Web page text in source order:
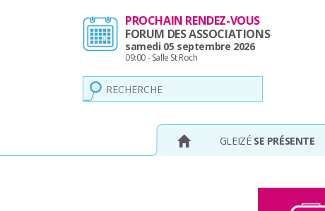
PROCHAIN RENDEZ-VOUS
FORUM DES ASSOCIATIONS
samedi 05 septembre 2026
09:00 - Salle St Roch
GLEIZÉ SE PRÉSENTE